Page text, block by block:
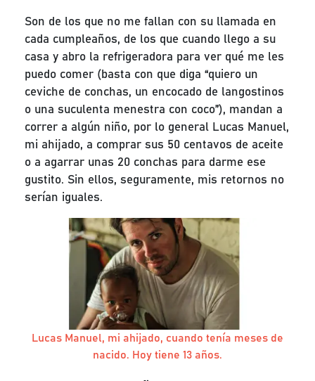
Son de los que no me fallan con su llamada en
cada cumpleaños, de los que cuando llego a su
casa y abro la refrigeradora para ver qué me les
puedo comer (basta con que diga “quiero un
ceviche de conchas, un encocado de langostinos
o una suculenta menestra con coco”), mandan a
correr a algún niño, por lo general Lucas Manuel,
mi ahijado, a comprar sus 50 centavos de aceite
o a agarrar unas 20 conchas para darme ese
gustito. Sin ellos, seguramente, mis retornos no
serían iguales.
Lucas Manuel, mi ahijado, cuando tenía meses de
nacido. Hoy tiene 13 años.